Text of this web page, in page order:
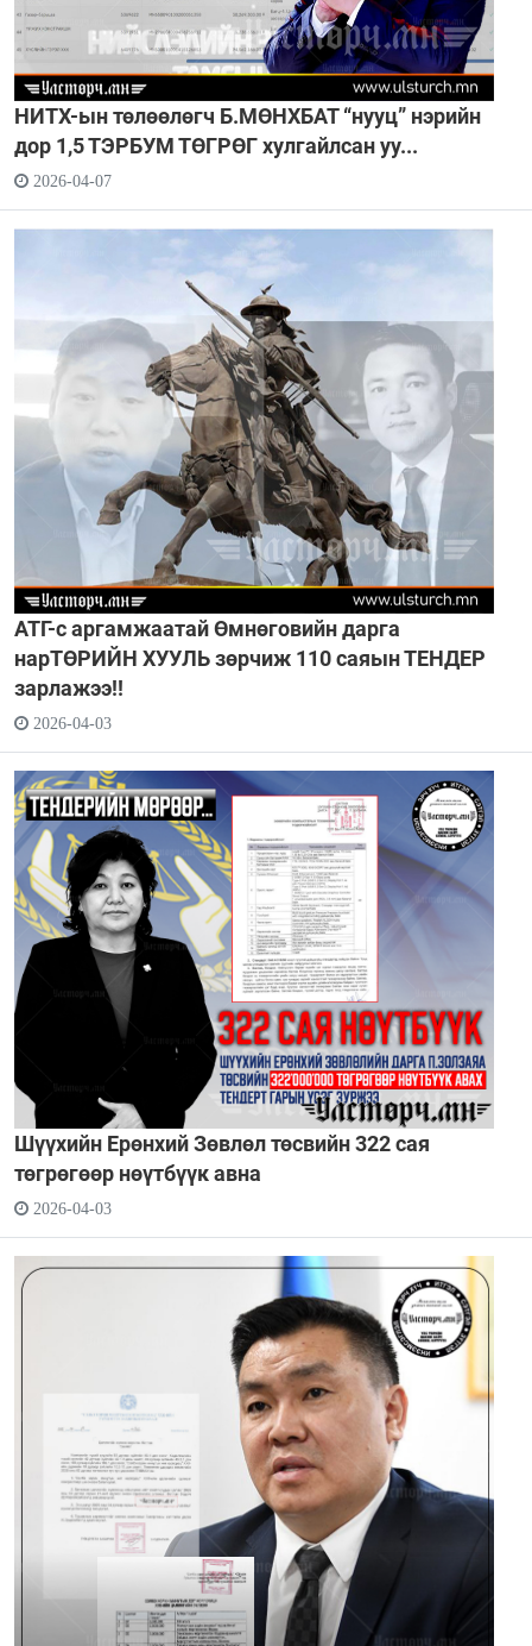
НИТХ-ын төлөөлөгч Б.МӨНХБАТ “нууц” нэрийн
дор 1,5 ТЭРБУМ ТӨГРӨГ хулгайлсан уу...
2026-04-07
АТГ-с аргамжаатай Өмнөговийн дарга
нарТӨРИЙН ХУУЛЬ зөрчиж 110 саяын ТЕНДЕР
зарлажээ!!
2026-04-03
Шүүхийн Ерөнхий Зөвлөл төсвийн 322 сая
төгрөгөөр нөүтбүүк авна
2026-04-03